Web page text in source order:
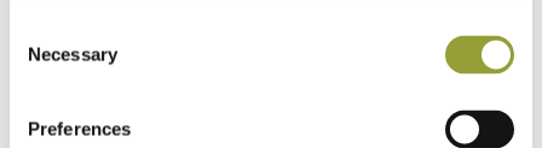
Selection
Necessary
Preferences